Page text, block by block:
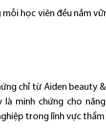
học viên đều nắm
chỉ từ Aiden beauty
là minh chứng cho
trong lĩnh vực thẩm